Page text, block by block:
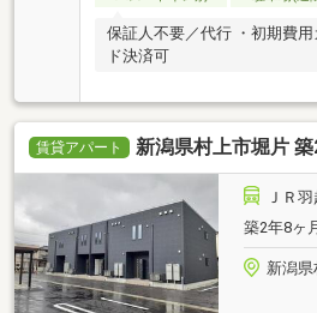
保証人不要／代行 ・初期費
ド決済可
賃貸アパート 新潟県村上市堀片
ＪＲ
築2年8ヶ
新潟